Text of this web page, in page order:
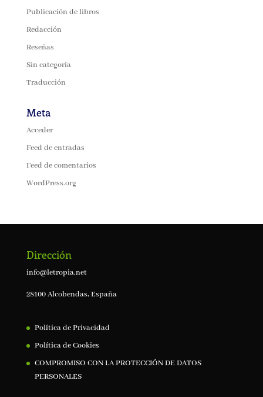
Publicación de libros
Redacción
Reseñas
Sin categoría
Traducción
Meta
Acceder
Feed de entradas
Feed de comentarios
WordPress.org
Dirección
info@letropia.net
28100 Alcobendas, España
Política de Privacidad
Política de Cookies
COMPROMISO CON LA PROTECCIÓN DE DATOS
PERSONALES